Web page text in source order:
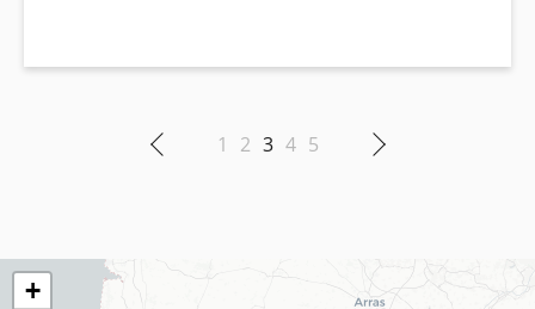
1 2 3 4 5
+